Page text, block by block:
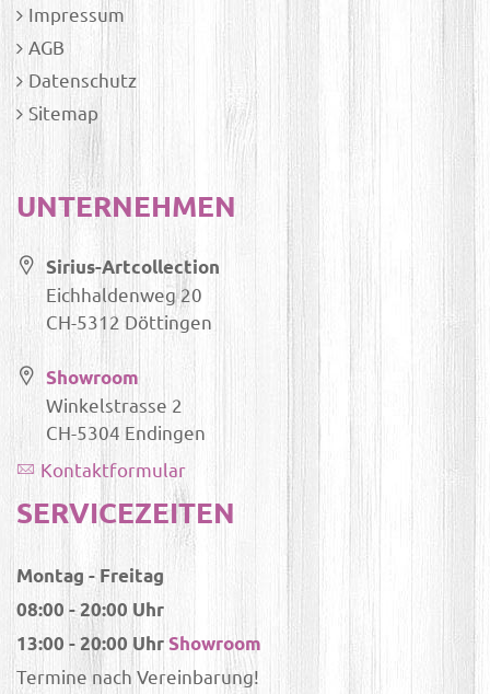
Impressum
AGB
Datenschutz
Sitemap
UNTERNEHMEN
Sirius-Artcollection
Eichhaldenweg 20
CH-5312 Döttingen
Showroom
Winkelstrasse 2
CH-5304 Endingen
Kontaktformular
SERVICEZEITEN
Montag - Freitag
08:00 - 20:00 Uhr
13:00 - 20:00 UhrShowroom
Termine nach Vereinbarung!